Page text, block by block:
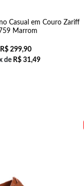
Casual em Couro Zariff
Marrom
R$ 299,90
de R$ 31,49